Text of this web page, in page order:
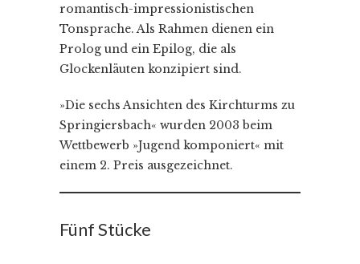
romantisch-impressionistischen
Tonsprache. Als Rahmen dienen ein
Prolog und ein Epilog, die als
Glockenläuten konzipiert sind.
»Die sechs Ansichten des Kirchturms zu
Springiersbach« wurden 2003 beim
Wettbewerb »Jugend komponiert« mit
einem 2. Preis ausgezeichnet.
Fünf Stücke